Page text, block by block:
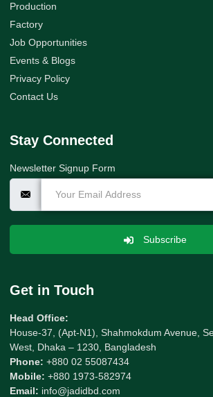
Production
Factory
Job Opportunities
Events & Blogs
Privacy Policy
Contact Us
Stay Connected
Newsletter Signup Form
Subscribe
Get in Touch
Head Office:
House-37, (Apt-N1), Shahmokdum Avenue,
West, Dhaka – 1230, Bangladesh
Phone: +880 02 55087434
Mobile: +880 1973-582974
Email: info@jadidbd.com